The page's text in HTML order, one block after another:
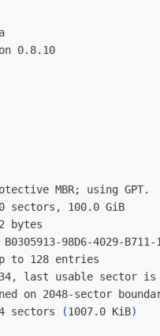
0.8.10
MBR;
using GPT.
sectors, 100.0 GiB
bytes
98D6-4029-B711-
to 128 entries
last usable sector is
on 2048-sector
sectors
(1007.0 KiB)